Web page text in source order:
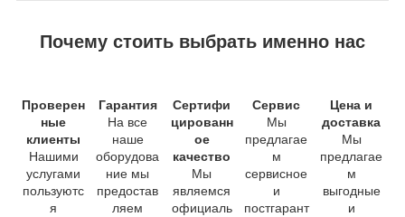
Почему стоить выбрать именно нас
Проверен
ные
клиенты
Нашими
услугами
пользуютс
я
Гарантия
На все
наше
оборудова
ние мы
предостав
ляем
Сертифи
цированн
ое
качество
Мы
являемся
официаль
Сервис
Мы
предлагае
м
сервисное
и
постгарант
Цена и
доставка
Мы
предлагае
м
выгодные
и